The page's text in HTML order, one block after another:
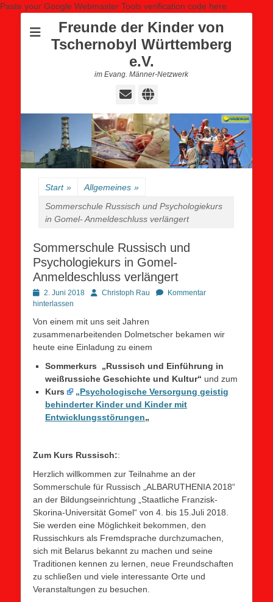
Paste your Google Webmaster Tools verification code here
Freunde der Kinder von
Tschernobyl Württemberg
e.V.
im Evang. Männer-Netzwerk
E-
Website
Start » Allgemeines »
Sommerschule Russisch und Psychologiekurs
in Gomel- Anmeldeschluss verlängert
Sommerschule Russisch und
Psychologiekurs in Gomel-
Anmeldeschluss verlängert
Posted
on
2. Juni 2018 AutorChristoph Rau
Kommentar
hinterlassen
Von einem mit uns seit Jahren
zusammenarbeitenden Dolmetscher bekamen wir
heute eine Einladung zu einem
Sommerkurs „Russisch und Einführung in
weißrussiche Geschichte und Kultur“ und zum
Kurs
„Psychologische Versorgung geistig
behinderter Kinder und Kinder mit
Entwicklungsstörungen„
Zum Kurs Russisch::
Herzlich willkommen zur Teilnahme an der
Sommerschule für Russisch „ALBARUTHENIA 2018“
an der Bildungseinrichtung „Staatliche Franzisk-
Skorina-Universität Gomel“ von 4. bis 15.Juli 2018.
Sie werden eine Möglichkeit bekommen, den
Russischkurs als Fremdsprache durchzumachen,
sich mit Belarus bekannt zu machen und seine
Traditionen kennen zu lernen, neue Freundschaften
zu schließen und viele interessante Orte und
Veranstaltungen zu besuchen.